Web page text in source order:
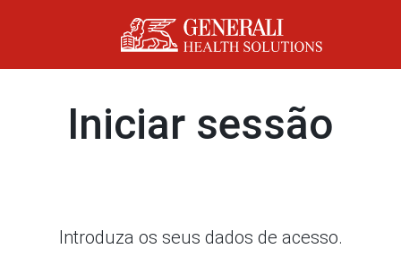
Iniciar sessão
Introduza os seus dados de acesso.